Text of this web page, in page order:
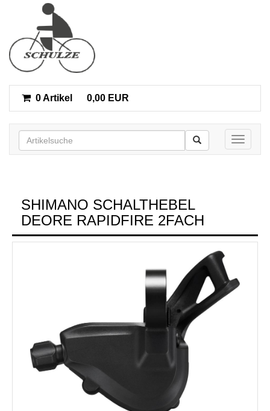
0 Artikel 0,00 EUR
Toggle
SHIMANO SCHALTHEBEL
DEORE RAPIDFIRE 2FACH